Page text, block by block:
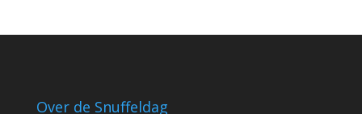
Over de Snuffeldag